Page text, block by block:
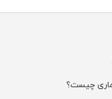
چیست؟